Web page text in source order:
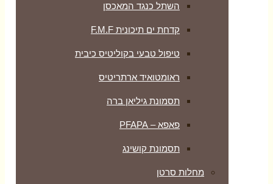
השתל כנגד המאכסן
קדחת ים תיכונית F.M.F
טיפול טבעי בקוליטיס כיבית
ראומטואיד ארתריטיס
תסמונת גיליאן ברה
פאפא – PFAPA
תסמונת קושינג
מחלות סרטן